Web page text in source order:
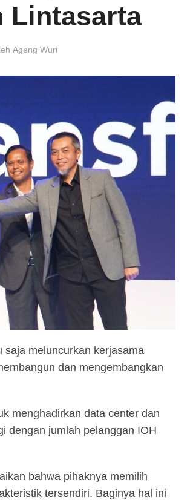
Lintasarta
Ageng Wuri
saja meluncurkan kerjasama
dan mengembangkan
menghadirkan data center dan
dengan jumlah pelanggan IOH
bahwa pihaknya memilih
tersendiri. Baginya hal ini